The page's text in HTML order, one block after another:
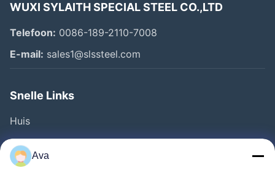
WUXI SYLAITH SPECIAL STEEL CO.,LTD
Telefoon: 0086-189-2110-7008
E-mail: sales1@slssteel.com
Snelle Links
Huis
Producten
Video's
Ava